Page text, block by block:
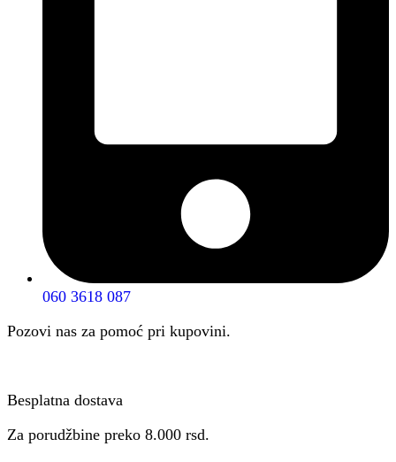
060 3618 087
Pozovi nas za pomoć pri kupovini.
Besplatna dostava
Za porudžbine preko 8.000 rsd.